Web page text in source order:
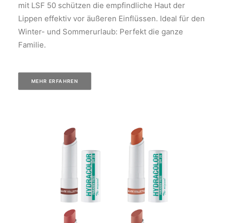
mit LSF 50 schützen die empfindliche Haut der
Lippen effektiv vor äußeren Einflüssen. Ideal für den
Winter- und Sommerurlaub: Perfekt die ganze
Familie.
MEHR ERFAHREN